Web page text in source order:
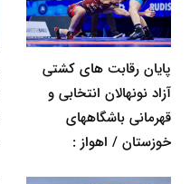
پایان رقابت های کشتی
آزاد نونهالان انتخابی و
قهرمانی باشگاههای
خوزستان / اهواز :